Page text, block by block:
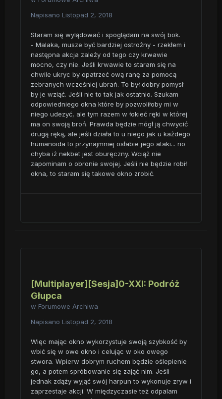
Napisano Listopad 2, 2018
Staram się wylądować i spoglądam na swój bok.
- Malaka, musze być bardziej ostrożny - rzekłem i
następna akcja zależy od tego czy krwawie
mocno, czy nie. Jeśli krwawie to staram się na
chwile ukryc by opatrzeć ową ranę za pomocą
zebranych wcześniej ubrań. To był dobry pomysł
by je wziąć. Jeśli nie to tak jak ostatnio. Szukam
odpowiedniego okna które by pozwoliłoby mi w
niego udezyć, ale tym razem w łokieć ręki w której
ma on swoją broń. Prawda będzie mógł ją chwycić
drugą ręką, ale jeśli działa to u niego jak u każdego
humanoida to przynajmniej osłabie jego ataki... no
chyba iż nekbet jest oburęczny. Wciąż nie
zapominam o obronie swojej. Jeśli nie będzie robił
okna, to staram się takowe okno zrobić.
[Multiplayer][Sesja]0-XXI: Podróż
Głupca
w Forumowe Archiwa
Napisano Listopad 2, 2018
Więc mając okno wykorzystuje swoją szybkość by
wbić się w owe okno i celując w oko owego
stwora. Wpierw dobrym ruchem będzie oślepienie
go, a potem spróbowanie się zająć nim. Jeśli
jednak zdąży wyjąć swój harpun to wykonuje zryw i
zaprzestaje akcji. W międzyczasie też odpalam